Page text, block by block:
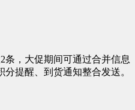
条，大促期间可通过合并信息
提醒、到货通知整合发送。